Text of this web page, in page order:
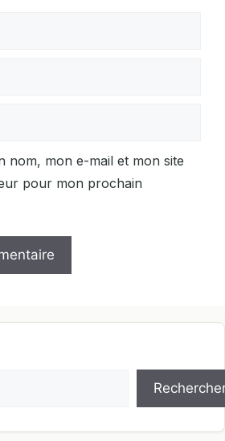
nom, mon e-mail et mon site
pour mon prochain